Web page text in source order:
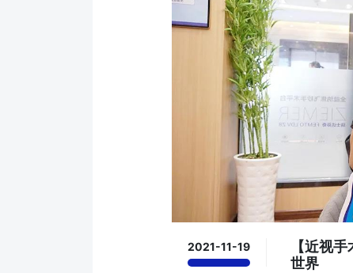
2021-11-19
【近视
世界